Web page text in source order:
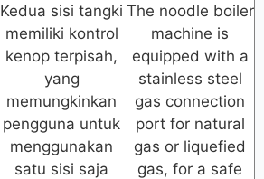
Kedua sisi tangki
memiliki kontrol
kenop terpisah,
yang
memungkinkan
pengguna untuk
menggunakan
satu sisi saja
The noodle boiler
machine is
equipped with a
stainless steel
gas connection
port for natural
gas or liquefied
gas, for a safe